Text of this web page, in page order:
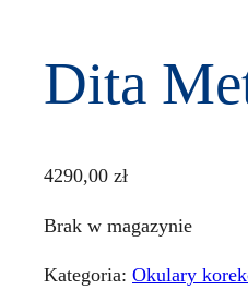
Dita
4290,00 zł
Brak w magazynie
Kategoria: Okulary